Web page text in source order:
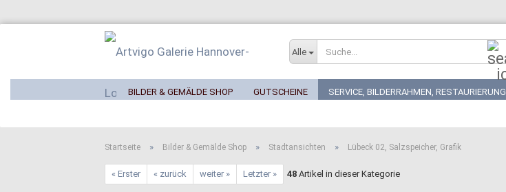
Alle
BILDER & GEMÄLDE SHOP GUTSCHEINE SERVICE, BILDERRAHMEN, RESTAURIERUNG
Startseite » Bilder & Gemälde Shop » Stadtansichten » Lübeck 02, Salzspeicher, Grafik
« Erster « zurück weiter » Letzter » 48 Artikel in dieser Kategorie